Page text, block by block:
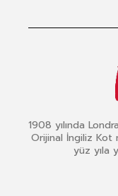
1908 yılında
Orijinal İngiliz Kot
yüz yıla